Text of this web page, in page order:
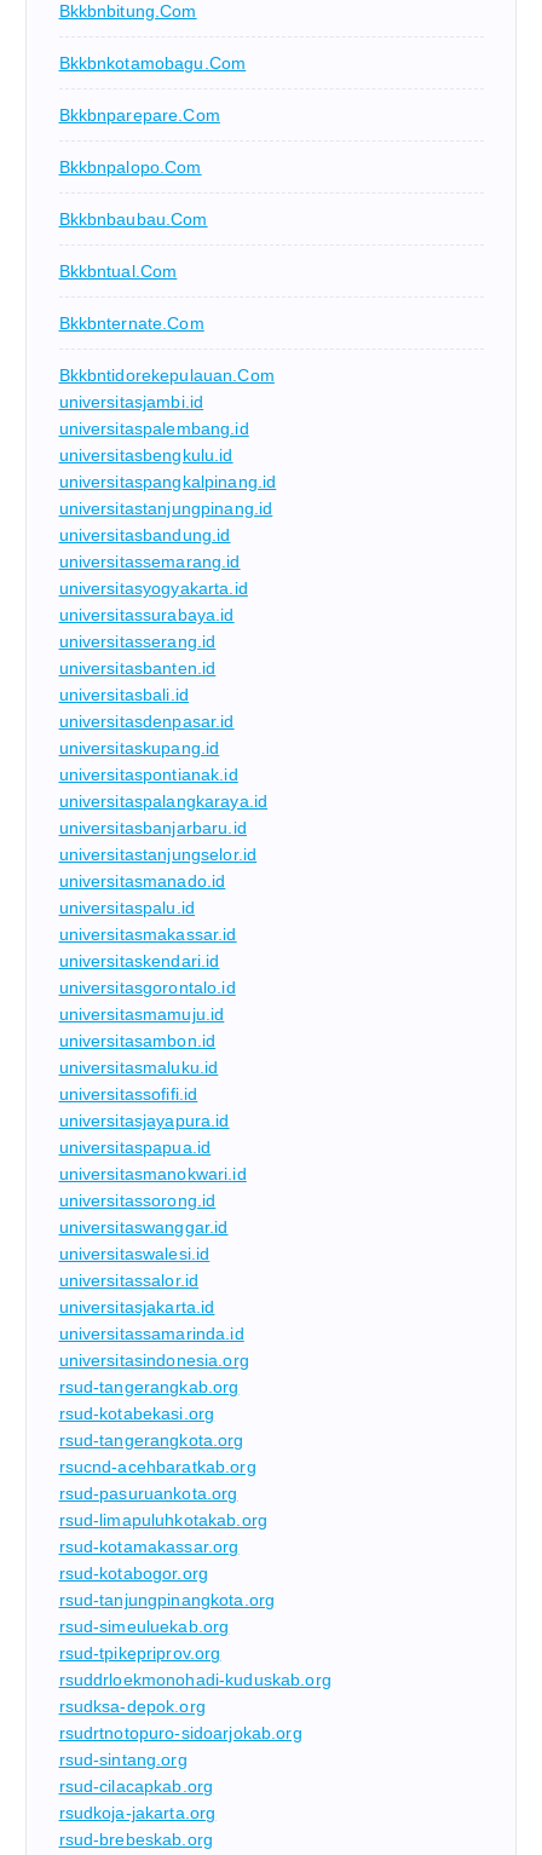
Bkkbnbitung.com
Bkkbnkotamobagu.com
Bkkbnparepare.com
Bkkbnpalopo.com
Bkkbnbaubau.com
Bkkbntual.com
Bkkbnternate.com
Bkkbntidorekepulauan.com
universitasjambi.id
universitaspalembang.id
universitasbengkulu.id
universitaspangkalpinang.id
universitastanjungpinang.id
universitasbandung.id
universitassemarang.id
universitasyogyakarta.id
universitassurabaya.id
universitasserang.id
universitasbanten.id
universitasbali.id
universitasdenpasar.id
universitaskupang.id
universitaspontianak.id
universitaspalangkaraya.id
universitasbanjarbaru.id
universitastanjungselor.id
universitasmanado.id
universitaspalu.id
universitasmakassar.id
universitaskendari.id
universitasgorontalo.id
universitasmamuju.id
universitasambon.id
universitasmaluku.id
universitassofifi.id
universitasjayapura.id
universitaspapua.id
universitasmanokwari.id
universitassorong.id
universitaswanggar.id
universitaswalesi.id
universitassalor.id
universitasjakarta.id
universitassamarinda.id
universitasindonesia.org
rsud-tangerangkab.org
rsud-kotabekasi.org
rsud-tangerangkota.org
rsucnd-acehbaratkab.org
rsud-pasuruankota.org
rsud-limapuluhkotakab.org
rsud-kotamakassar.org
rsud-kotabogor.org
rsud-tanjungpinangkota.org
rsud-simeuluekab.org
rsud-tpikepriprov.org
rsuddrloekmonohadi-kuduskab.org
rsudksa-depok.org
rsudrtnotopuro-sidoarjokab.org
rsud-sintang.org
rsud-cilacapkab.org
rsudkoja-jakarta.org
rsud-brebeskab.org